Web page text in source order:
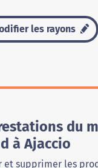
les rayons
du
à Ajaccio
et supprimer les